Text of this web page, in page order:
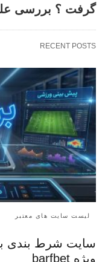
گرفت ؟ بررسی
RECENT POSTS
لیست سایت های معتبر
سایت شرط بندی
ویژه barfbet